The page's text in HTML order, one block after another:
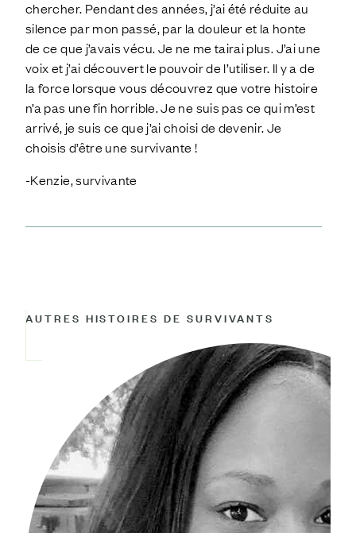
chercher. Pendant des années, j’ai été réduite au
silence par mon passé, par la douleur et la honte
de ce que j’avais vécu. Je ne me tairai plus. J’ai une
voix et j’ai découvert le pouvoir de l’utiliser. Il y a de
la force lorsque vous découvrez que votre histoire
n’a pas une fin horrible. Je ne suis pas ce qui m’est
arrivé, je suis ce que j’ai choisi de devenir. Je
choisis d’être une survivante !
-Kenzie, survivante
AUTRES HISTOIRES DE SURVIVANTS